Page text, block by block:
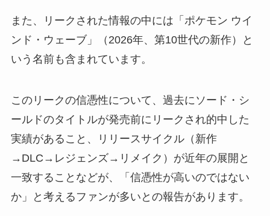
また、リークされた情報の中には「ポケモン ウイ
ンド・ウェーブ」（2026年、第10世代の新作）と
いう名前も含まれています。
このリークの信憑性について、過去にソード・シ
ールドのタイトルが発売前にリークされ的中した
実績があること、リリースサイクル（新作
→DLC→レジェンズ→リメイク）が近年の展開と
一致することなどが、「信憑性が高いのではない
か」と考えるファンが多いとの報告があります。